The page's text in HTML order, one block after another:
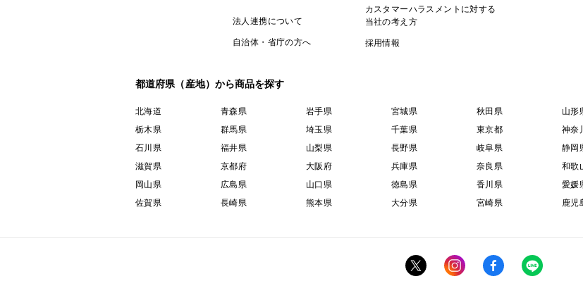
法人連携について
自治体・省庁の方へ
カスタマーハラスメントに対する
当社の考え方
採用情報
都道府県（産地）から商品を探す
北海道 青森県 岩手県 宮城県 秋田県 山形
栃木県
群馬県 埼玉県 千葉県 東京都 神奈
石川県
福井県 山梨県 長野県 岐阜県 静岡
滋賀県
京都府 大阪府 兵庫県 奈良県 和歌
岡山県
広島県 山口県 徳島県 香川県 愛媛
佐賀県
長崎県 熊本県 大分県 宮崎県 鹿児